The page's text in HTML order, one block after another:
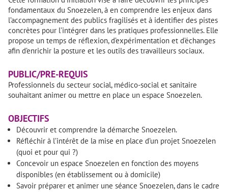
fondamentaux du Snoezelen, à en comprendre les enjeux dans
l’accompagnement des publics fragilisés et à identifier des pistes
concrètes pour l’intégrer dans les pratiques professionnelles. Elle
propose un temps de réflexion, d’expérimentation et d’échanges
afin d’enrichir la posture et les outils des travailleurs sociaux.
PUBLIC/PRE-REQUIS
Professionnels du secteur social, médico-social et sanitaire
souhaitant animer ou mettre en place un espace Snoezelen.
OBJECTIFS
Découvrir et comprendre la démarche Snoezelen.
Réfléchir à l’intérêt de la mise en place d’un projet Snoezelen
(quoi et pour qui ?)
Concevoir un espace Snoezelen en fonction des moyens
disponibles (en établissement ou à domicile)
Savoir préparer et animer une séance Snoezelen, dans le cadre